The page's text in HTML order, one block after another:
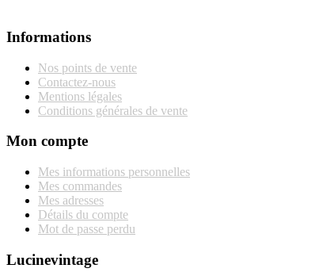
Informations
Nos points de vente
Contactez-nous
Mentions légales
Conditions générales de vente
Mon compte
Mes informations personnelles
Mes commandes
Mes adresses
Détails du compte
Mot de passe perdu
Lucinevintage